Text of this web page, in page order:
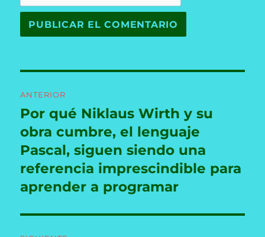
de
entradas
ANTERIOR
Entrada
anterior:
Por qué Niklaus Wirth y su
obra cumbre, el lenguaje
Pascal, siguen siendo una
referencia imprescindible para
aprender a programar